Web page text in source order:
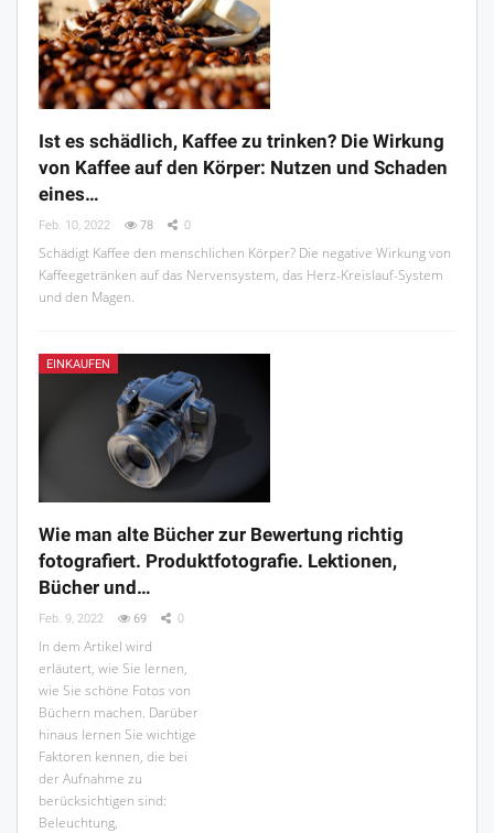
Ist es schädlich, Kaffee zu trinken? Die Wirkung
von Kaffee auf den Körper: Nutzen und Schaden
eines…
Feb. 10, 2022 78 0
Schädigt Kaffee den menschlichen Körper? Die negative Wirkung von
Kaffeegetränken auf das Nervensystem, das Herz-Kreislauf-System
und den Magen.
EINKAUFEN
Wie man alte Bücher zur Bewertung richtig
fotografiert. Produktfotografie. Lektionen,
Bücher und…
Feb. 9, 2022 69 0
In dem Artikel wird
erläutert, wie Sie lernen,
wie Sie schöne Fotos von
Büchern machen. Darüber
hinaus lernen Sie wichtige
Faktoren kennen, die bei
der Aufnahme zu
berücksichtigen sind:
Beleuchtung,